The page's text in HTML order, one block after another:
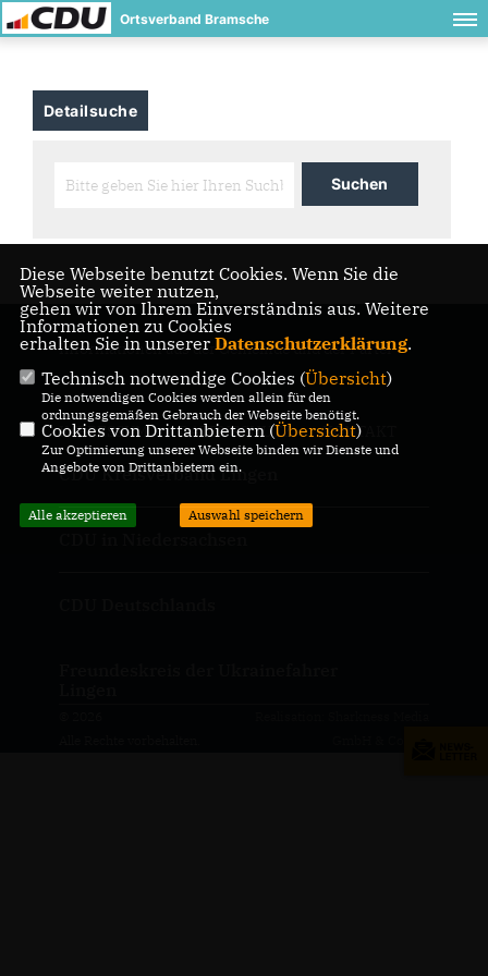
Ortsverband Bramsche
Detailsuche
Informationen aus der Gemeinde und der Partei
IMPRESSUM DATENSCHUTZ KONTAKT
CDU Kreisverband Lingen
Diese Webseite benutzt Cookies. Wenn Sie die
Webseite weiter nutzen,
gehen wir von Ihrem Einverständnis aus. Weitere
Informationen zu Cookies
erhalten Sie in unserer Datenschutzerklärung.
Technisch notwendige Cookies (Übersicht)
Die notwendigen Cookies werden allein für den
ordnungsgemäßen Gebrauch der Webseite benötigt.
Cookies von Drittanbietern (Übersicht)
Zur Optimierung unserer Webseite binden wir Dienste und
Angebote von Drittanbietern ein.
Alle akzeptieren Auswahl speichern